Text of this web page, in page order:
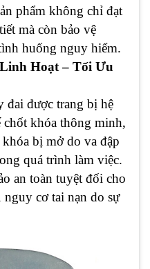
phẩm không chỉ đạt
mà còn bảo vệ
huống nguy hiểm.
Hoạt – Tối Ưu
đai được trang bị hệ
khóa thông minh,
bị mở do va đập
quá trình làm việc.
an toàn tuyệt đối cho
cơ tai nạn do sự